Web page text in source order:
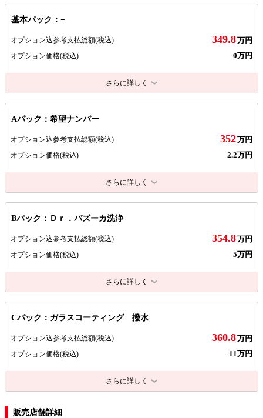
基本パック：−
オプション込参考支払総額(税込) 349.8万円
オプション価格(税込) 0万円
さらに詳しく
Aパック：希望ナンバー
オプション込参考支払総額(税込) 352万円
オプション価格(税込) 2.2万円
さらに詳しく
Bパック：Ｄｒ．バズーカ洗浄
オプション込参考支払総額(税込) 354.8万円
オプション価格(税込) 5万円
さらに詳しく
Cパック：ガラスコーティング 撥水
オプション込参考支払総額(税込) 360.8万円
オプション価格(税込) 11万円
さらに詳しく
販売店舗詳細